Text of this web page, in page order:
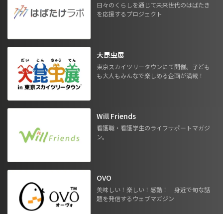
日々のくらしを通じて未来世代のはばたき
を応援するプロジェクト
大昆虫展
東京スカイツリータウンにて開催。子ども
も大人もみんなで楽しめる企画が満載！
Will Friends
看護職・看護学生のライフサポートマガジ
ン。
OVO
美味しい！楽しい！感動！ 身近で旬な話
題を発信するウェブマガジン